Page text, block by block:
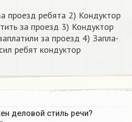
про­езд ре­бя­та 2) Кон­дук­тор
за про­езд 3) Кон­дук­тор
за про­езд 4) За­пла­
ребят кон­дук­тор​
деловой стиль речи?
н